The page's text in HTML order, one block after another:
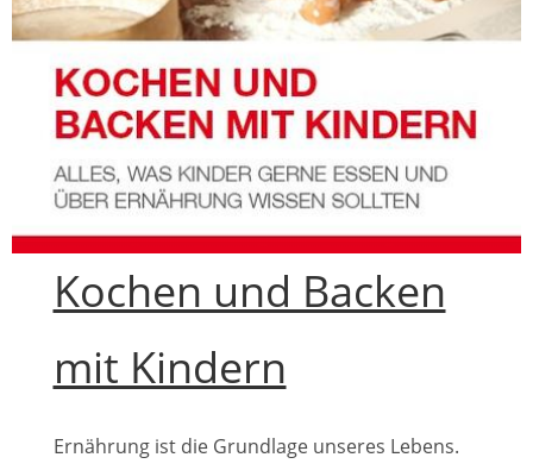
Kochen und Backen
mit Kindern
Ernährung ist die Grundlage unseres Lebens.